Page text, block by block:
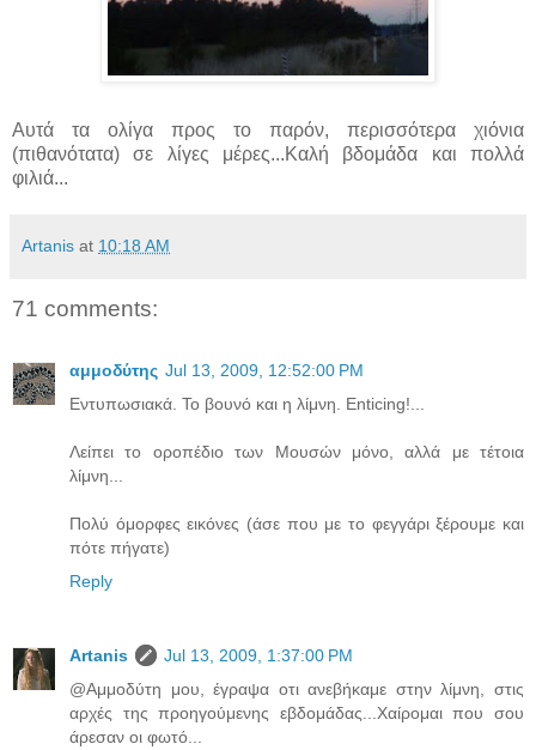
Αυτά τα ολίγα προς το παρόν, περισσότερα χιόνια
(πιθανότατα) σε λίγες μέρες...Καλή βδομάδα και πολλά
φιλιά...
Artanis at 10:18 AM
71 comments:
αμμοδύτης Jul 13, 2009, 12:52:00 PM
Εντυπωσιακά. Το βουνό και η λίμνη. Enticing!...
Λείπει το οροπέδιο των Μουσών μόνο, αλλά με τέτοια
λίμνη...
Πολύ όμορφες εικόνες (άσε που με το φεγγάρι ξέρουμε και
πότε πήγατε)
Reply
Artanis
Jul 13, 2009, 1:37:00 PM
@Αμμοδύτη μου, έγραψα οτι ανεβήκαμε στην λίμνη, στις
αρχές της προηγούμενης εβδομάδας...Χαίρομαι που σου
άρεσαν οι φωτό...